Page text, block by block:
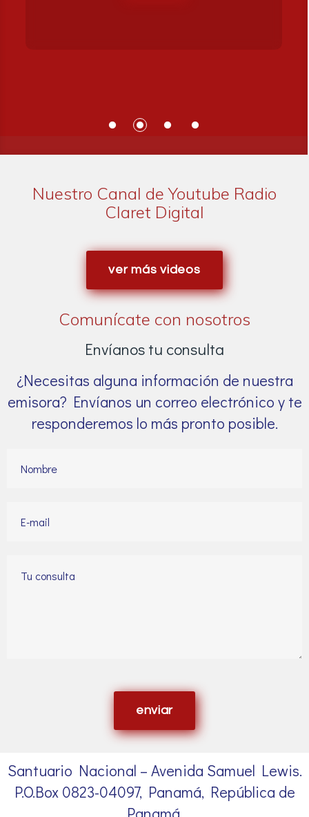
Nuestro Canal de Youtube Radio
Claret Digital
ver más videos
Comunícate con nosotros
Envíanos tu consulta
¿Necesitas alguna información de nuestra
emisora? Envíanos un correo electrónico y te
responderemos lo más pronto posible.
enviar
Santuario Nacional – Avenida Samuel Lewis.
P.O.Box 0823-04097, Panamá, República de